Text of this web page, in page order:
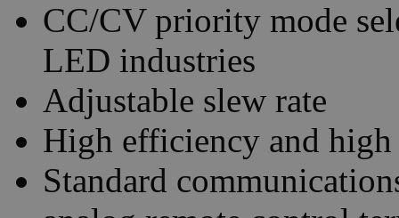
CC/CV priority mode
LED industries
Adjustable slew rate
High efficiency and
Standard